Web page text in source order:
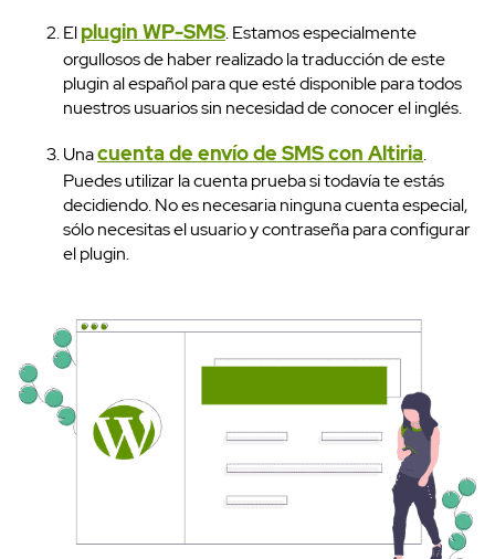
Elplugin WP-SMS. Estamos especialmente
orgullosos de haber realizado la traducción de este
plugin al español para que esté disponible para todos
nuestros usuarios sin necesidad de conocer el inglés.
Unacuenta de envío de SMS con Altiria.
Puedes utilizar la cuenta prueba si todavía te estás
decidiendo. No es necesaria ninguna cuenta especial,
sólo necesitas el usuario y contraseña para configurar
el plugin.